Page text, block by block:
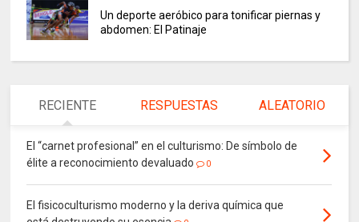
Un deporte aeróbico para tonificar piernas y
abdomen: El Patinaje
RECIENTE RESPUESTAS ALEATORIO
El “carnet profesional” en el culturismo: De símbolo de
élite a reconocimiento devaluado
0
El fisicoculturismo moderno y la deriva química que